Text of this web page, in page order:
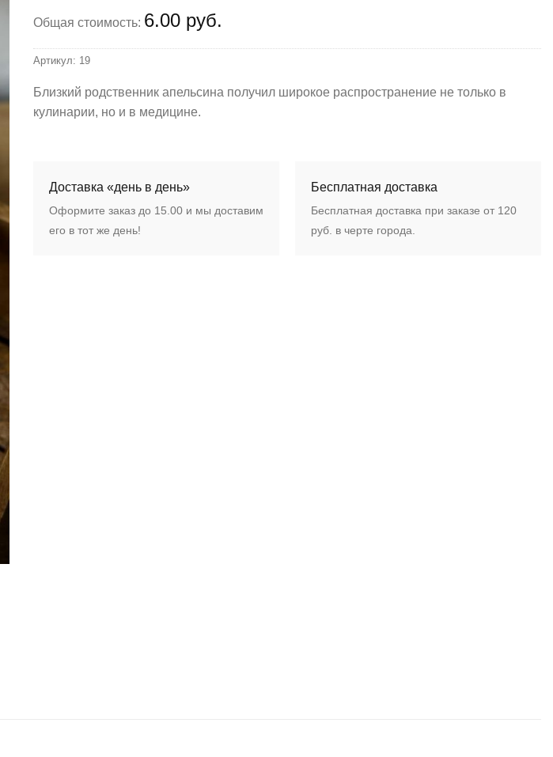
Общая стоимость: 6.00 руб.
Артикул: 19
Близкий родственник апельсина получил широкое распространение не только в
кулинарии, но и в медицине.
Доставка «день в день»
Оформите заказ до 15.00 и мы доставим
его в тот же день!
Бесплатная доставка
Бесплатная доставка при заказе от 120
руб. в черте города.